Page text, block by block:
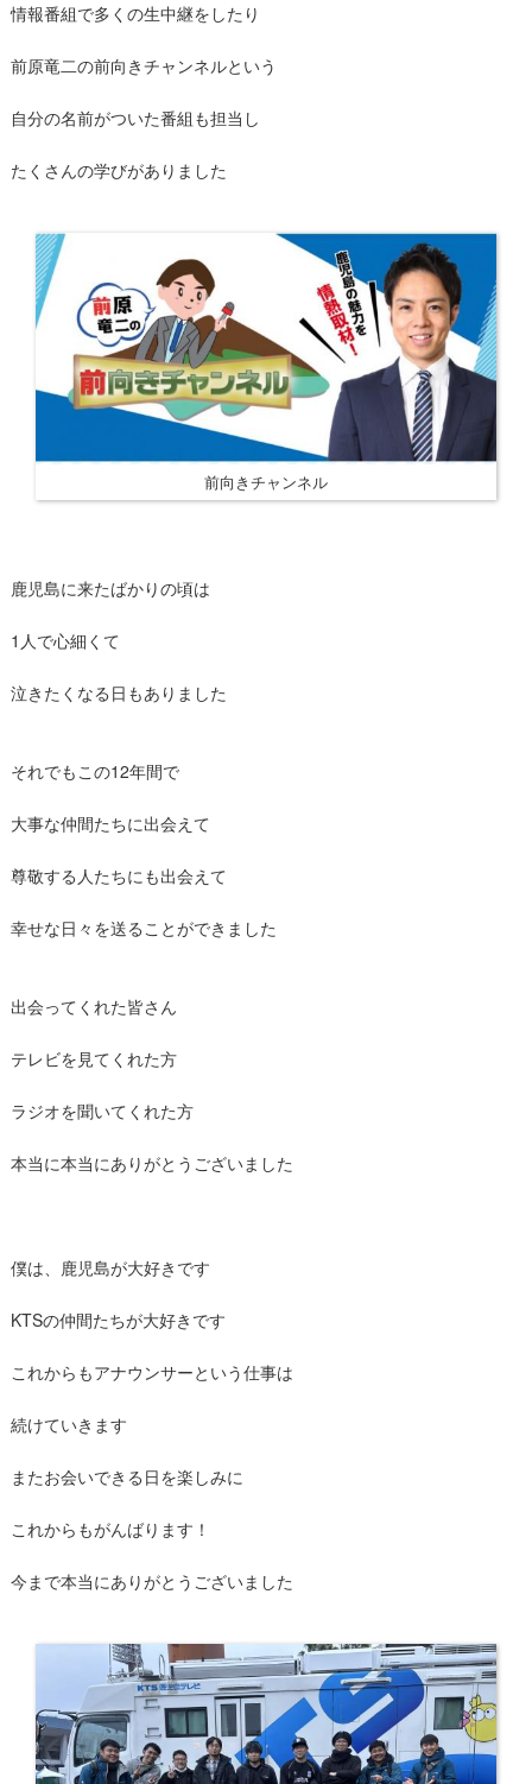
情報番組で多くの生中継をしたり
前原竜二の前向きチャンネルという
自分の名前がついた番組も担当し
たくさんの学びがありました
前向きチャンネル
鹿児島に来たばかりの頃は
1人で心細くて
泣きたくなる日もありました
それでもこの12年間で
大事な仲間たちに出会えて
尊敬する人たちにも出会えて
幸せな日々を送ることができました
出会ってくれた皆さん
テレビを見てくれた方
ラジオを聞いてくれた方
本当に本当にありがとうございました
僕は、鹿児島が大好きです
KTSの仲間たちが大好きです
これからもアナウンサーという仕事は
続けていきます
またお会いできる日を楽しみに
これからもがんばります！
今まで本当にありがとうございました